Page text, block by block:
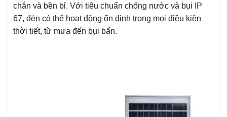
chắn và bền bỉ. Với tiêu chuẩn chống nước và bụi IP
67, đèn có thể hoạt động ổn định trong mọi điều kiện
thời tiết, từ mưa đến bụi bẩn.